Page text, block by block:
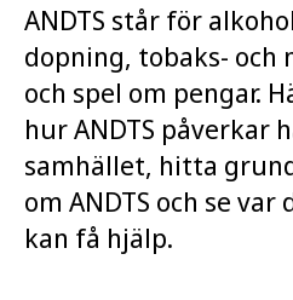
ANDTS står för
dopning, tobaks-
och spel om pengar.
hur ANDTS påverkar
samhället, hitta
om ANDTS och se
kan få hjälp.